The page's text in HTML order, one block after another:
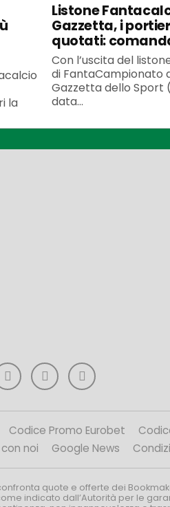
la
Listone
Gazzetta, i
quotati:
Con l’uscita del
di FantaCampionato
Gazzetta dello Sport
data...
Codice Promo Eurobet
noi Google News
quote e offerte dei
indicato dall’Autorità per le